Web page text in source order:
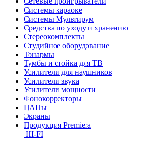
Системы караоке
Системы Мультирум
Средства по уходу и хранению
Стереокомплекты
Студийное оборудование
Тонармы
Тумбы и стойка для ТВ
Усилители для наушников
Усилители звука
Усилители мощности
Фонокорректоры
ЦАПы
Экраны
Продукция Premiera
HI-FI